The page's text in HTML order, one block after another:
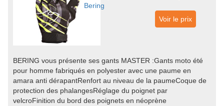
Bering
Voir le prix
BERING vous présente ses gants MASTER :Gants moto été
pour homme fabriqués en polyester avec une paume en
amara anti dérapantRenfort au niveau de la paumeCoque de
protection des phalangesRéglage du poignet par
velcroFinition du bord des poignets en néoprène